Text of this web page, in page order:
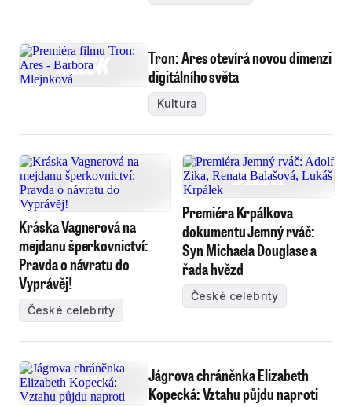
Tron: Ares otevírá novou dimenzi
digitálního světa
Kultura
Kráska Vagnerová na
mejdanu šperkovnictví:
Pravda o návratu do
Vyprávěj!
České celebrity
Premiéra Krpálkova
dokumentu Jemný rváč:
Syn Michaela Douglase a
řada hvězd
České celebrity
Jágrova chráněnka Elizabeth
Kopecká: Vztahu půjdu naproti